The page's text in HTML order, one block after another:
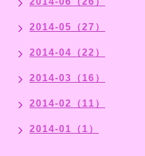
2014-05（27）
2014-04（22）
2014-03（16）
2014-02（11）
2014-01（1）